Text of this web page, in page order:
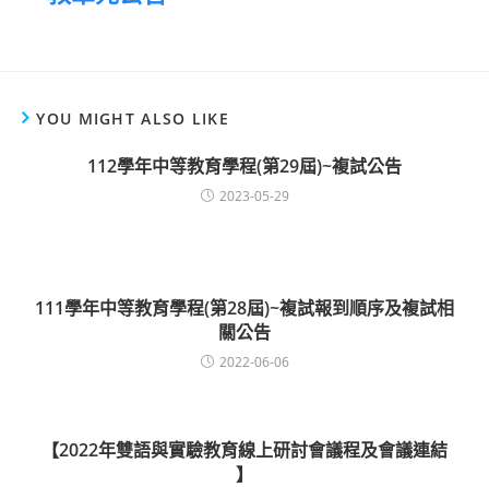
YOU MIGHT ALSO LIKE
112學年中等教育學程(第29屆)~複試公告
2023-05-29
111學年中等教育學程(第28屆)~複試報到順序及複試相
關公告
2022-06-06
【2022年雙語與實驗教育線上研討會議程及會議連結
】